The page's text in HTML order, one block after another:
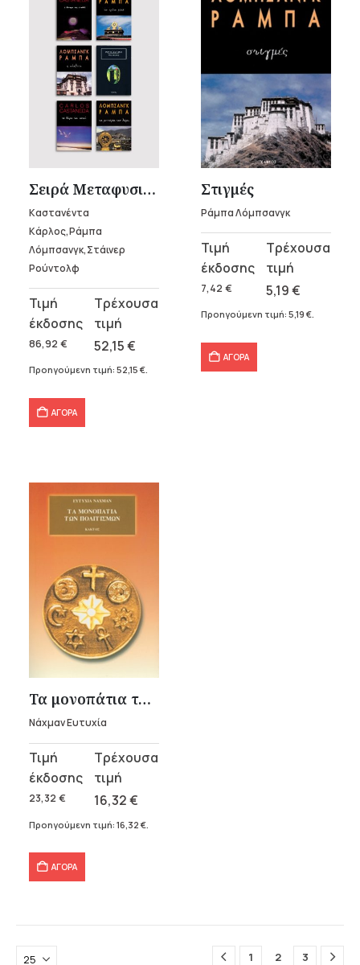
Σειρά Μεταφυσική και Σύγχρονη Ζωή (7 τόμοι)
Καστανέντα
Κάρλος,Ράμπα
Λόμπσανγκ,Στάινερ
Ρούντολφ
86,92 €
Original
price
was:
86,92 €.
52,15€
Η
τρέχουσα
τιμή
είναι:
Προηγούμενη τιμή: 52,15 €.
ΑΓΟΡΑ
Στιγμές
Ράμπα Λόμπσανγκ
7,42 €
Original
price
was:
7,42 €.
5,19€
Η
τρέχουσα
τιμή
είναι:
Προηγούμενη τιμή: 5,19 €.
ΑΓΟΡΑ
Τα μονοπάτια των πολιτισμών
Νάχμαν Ευτυχία
23,32 €
Original
price
was:
23,32 €.
16,32€
Η
τρέχουσα
τιμή
είναι:
Προηγούμενη τιμή: 16,32 €.
ΑΓΟΡΑ
1 2 3